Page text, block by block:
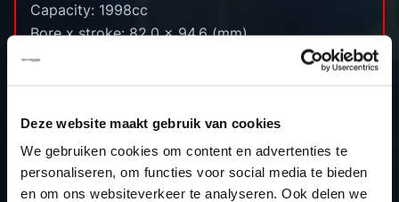
Deze website maakt gebruik van cookies
We gebruiken cookies om content en advertenties te
personaliseren, om functies voor social media te bieden
en om ons websiteverkeer te analyseren. Ook delen we
Capacity: 1998cc
Bore x stroke: 82.0 x 94.6 (mm)
Compression ratio: 10.2:1
Torque approx: 320nm
Type ecu:Bosch MG1CS201
Engine code: ​B48A20B